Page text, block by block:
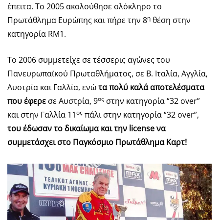
έπειτα. Το 2005 ακολούθησε ολόκληρο το
Πρωτάθλημα Ευρώπης και πήρε την 8η θέση στην
κατηγορία RM1.
Το 2006 συμμετείχε σε τέσσερις αγώνες του
Πανευρωπαϊκού Πρωταθλήματος, σε Β. Ιταλία, Αγγλία,
Αυστρία και Γαλλία, ενώτα πολύ καλά αποτελέσματα
που έφερε σε Αυστρία, 9ος στην κατηγορία “32 over”
και στην Γαλλία 11ος πάλι στην κατηγορία “32 over”,
του έδωσαν το δικαίωμα και την licenseνα
συμμετάσχει στο Παγκόσμιο Πρωτάθλημα Καρτ!